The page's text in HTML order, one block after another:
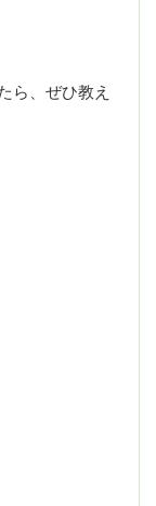
ら、ぜひ教え